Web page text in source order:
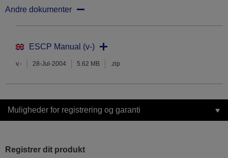
Andre dokumenter
ESCP Manual (v-)
v.- 28-Jul-2004 5.62 MB .zip
Muligheder for registrering og garanti
Registrer dit produkt